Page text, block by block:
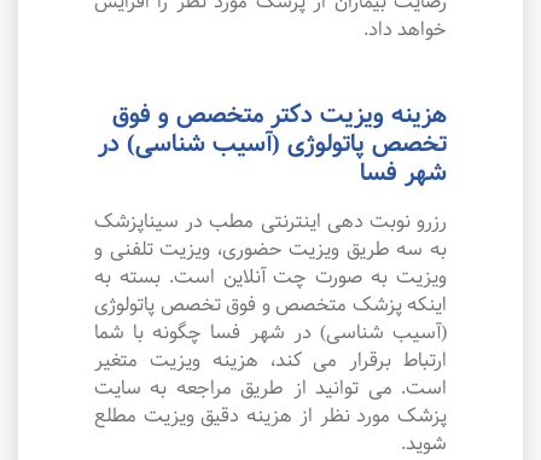
خواهد داد.
هزینه ویزیت دکتر متخصص و فوق
تخصص پاتولوژی (آسیب شناسی) در
شهر فسا
رزرو نوبت دهی اینترنتی مطب در سیناپزشک
به سه طریق ویزیت حضوری، ویزیت تلفنی و
ویزیت به صورت چت آنلاین است. بسته به
اینکه پزشک متخصص و فوق تخصص پاتولوژی
(آسیب شناسی) در شهر فسا چگونه با شما
ارتباط برقرار می کند، هزینه ویزیت متغیر
است. می توانید از طریق مراجعه به سایت
پزشک مورد نظر از هزینه دقیق ویزیت مطلع
شوید.